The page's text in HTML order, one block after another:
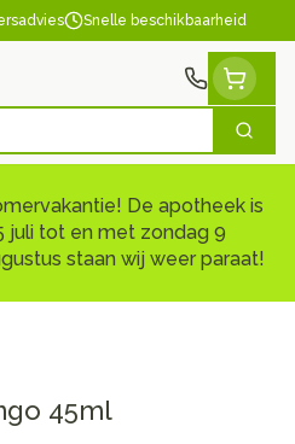
Snelle beschikbaarheid
Zoek
De apotheek is
juli tot en met zondag 9
staan wij weer paraat!
45ml